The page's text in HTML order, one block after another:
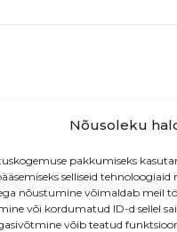
Nõusoleku
pakkumiseks
selliseid tehnoloogiaid
nõustumine võimaldab meil
või kordumatud ID-d sellel
võib teatud